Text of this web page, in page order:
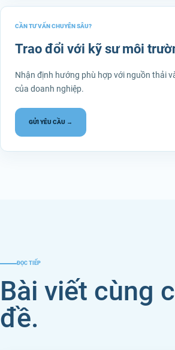
CẦN TƯ VẤN CHUYÊN SÂU?
Trao đổi với kỹ sư môi
Nhận định hướng phù hợp với nguồn thải
của doanh nghiệp.
GỬI YÊU CẦU →
ĐỌC TIẾP
Bài viết cùng
đề.